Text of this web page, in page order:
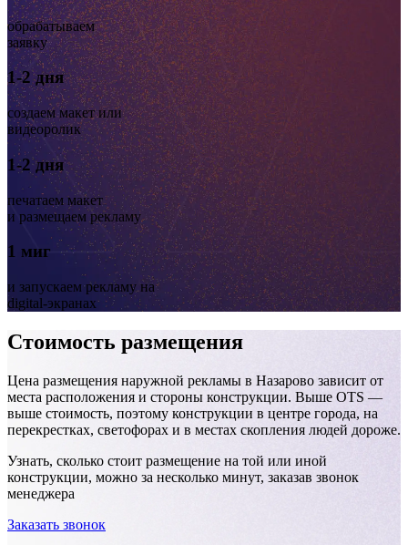
обрабатываем
заявку
1-2 дня
создаем макет или
видеоролик
1-2 дня
печатаем макет
и размещаем рекламу
1 миг
и запускаем рекламу на
digital-экранах
Стоимость размещения
Цена размещения наружной рекламы в Назарово зависит от
места расположения и стороны конструкции. Выше OTS —
выше стоимость, поэтому конструкции в центре города, на
перекрестках, светофорах и в местах скопления людей дороже.
Узнать, сколько стоит размещение на той или иной
конструкции, можно за несколько минут, заказав звонок
менеджера
Заказать звонок